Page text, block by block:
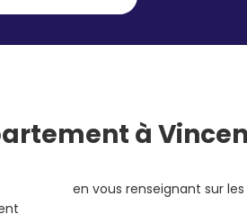
à
en vous renseignant sur